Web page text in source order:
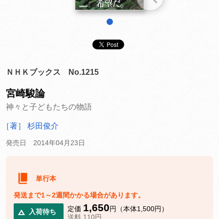
ＮＨＫブックス No.1215
宮崎駿論
神々と子どもたちの物語
［著］ 杉田俊介
発売日 2014年04月23日
単行本
発送まで1～2週間かかる場合があります。
入荷待ち 定価 1,650円（本体1,500円）
送料 110円